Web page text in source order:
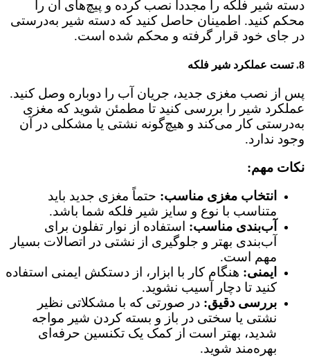
دسته شیر فلکه را مجدداً نصب کرده و پیچ‌های آن را
محکم کنید. اطمینان حاصل کنید که دسته شیر به‌درستی
در جای خود قرار گرفته و محکم شده است.
8. تست عملکرد شیر فلکه
پس از نصب مغزی جدید، جریان آب را دوباره وصل کنید.
عملکرد شیر را بررسی کنید تا مطمئن شوید که مغزی
به‌درستی کار می‌کند و هیچ‌گونه نشتی یا مشکلی در آن
وجود ندارد.
نکات مهم:
انتخاب مغزی مناسب: حتماً مغزی جدید باید
متناسب با نوع و سایز شیر فلکه شما باشد.
آب‌بندی مناسب: استفاده از نوار تفلون برای
آب‌بندی بهتر و جلوگیری از نشتی در اتصالات بسیار
مهم است.
ایمنی: هنگام کار با ابزار، از دستکش ایمنی استفاده
کنید تا دچار آسیب نشوید.
بررسی دقیق: در صورتی که با مشکلاتی نظیر
نشتی یا سختی در باز و بسته کردن شیر مواجه
شدید، بهتر است از کمک یک تکنسین حرفه‌ای
بهره‌مند شوید.